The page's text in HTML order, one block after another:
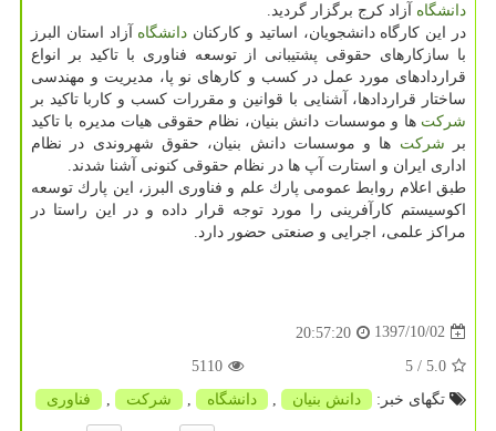
دانشگاه آزاد كرج برگزار گردید.
در این كارگاه دانشجویان، اساتید و كاركنان دانشگاه آزاد استان البرز
با سازكارهای حقوقی پشتیبانی از توسعه فناوری با تاكید بر انواع
قراردادهای مورد عمل در كسب و كارهای نو پا، مدیریت و مهندسی
ساختار قراردادها، آشنایی با قوانین و مقررات كسب و كاربا تاكید بر
شركت ها و موسسات دانش بنیان، نظام حقوقی هیات مدیره با تاكید
بر شركت ها و موسسات دانش بنیان، حقوق شهروندی در نظام
اداری ایران و استارت آپ ها در نظام حقوقی كنونی آشنا شدند.
طبق اعلام روابط عمومی پارك علم و فناوری البرز، این پارك توسعه
اكوسیستم كارآفرینی را مورد توجه قرار داده و در این راستا در
مراكز علمی، اجرایی و صنعتی حضور دارد.
1397/10/02
20:57:20
5.0
/ 5
5110
تگهای خبر:
دانش بنیان دانشگاه شركت فناوری